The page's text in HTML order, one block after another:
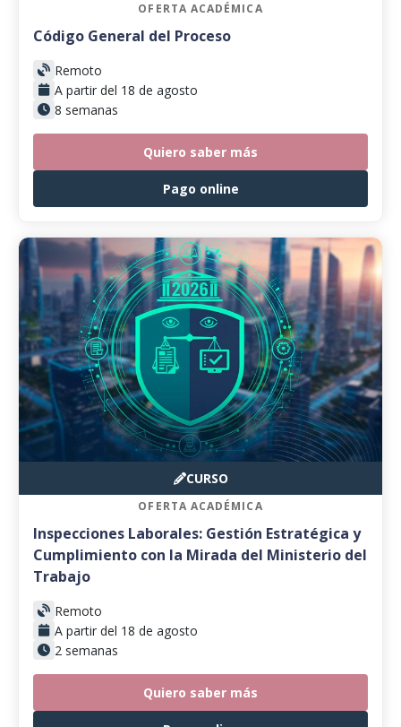
OFERTA ACADÉMICA
Código General del Proceso
Remoto
A partir del 18 de agosto
8 semanas
Quiero saber más
Pago online
CURSO
OFERTA ACADÉMICA
Inspecciones Laborales: Gestión Estratégica y
Cumplimiento con la Mirada del Ministerio del
Trabajo
Remoto
A partir del 18 de agosto
2 semanas
Quiero saber más